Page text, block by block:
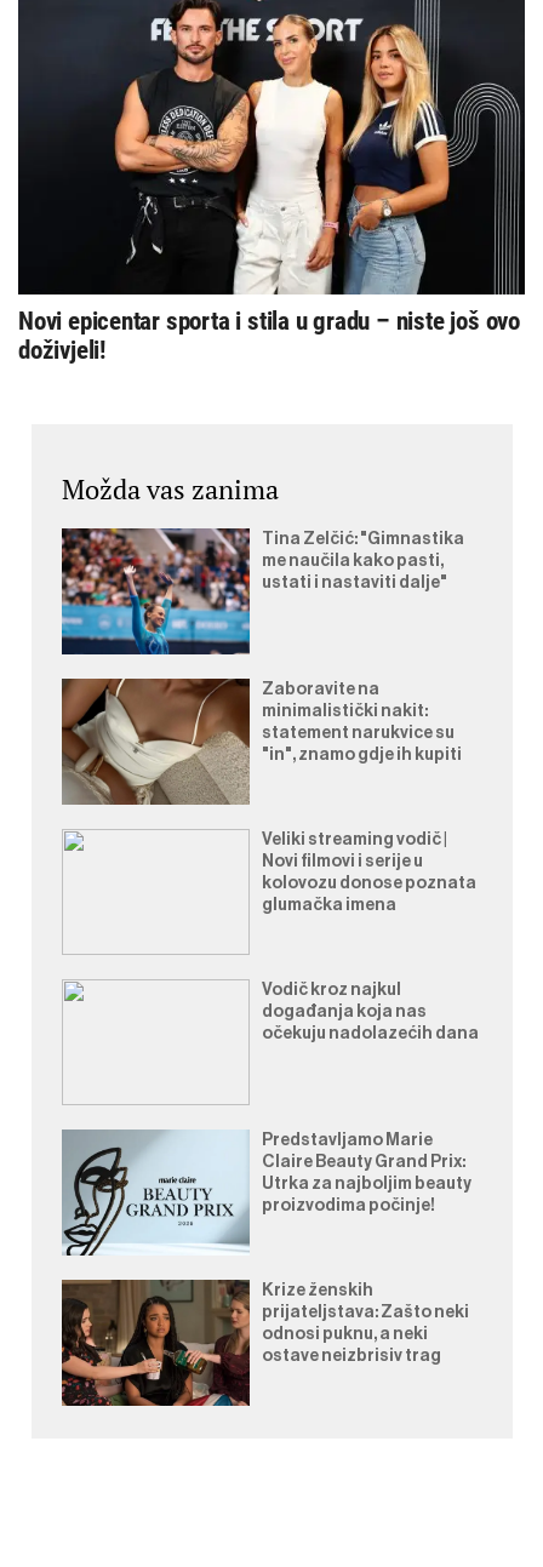
Novi epicentar sporta i stila u gradu – niste još ovo
doživjeli!
Možda vas zanima
Tina Zelčić: "Gimnastika
me naučila kako pasti,
ustati i nastaviti dalje"
Zaboravite na
minimalistički nakit:
statement narukvice su
"in", znamo gdje ih kupiti
Veliki streaming vodič |
Novi filmovi i serije u
kolovozu donose poznata
glumačka imena
Vodič kroz najkul
događanja koja nas
očekuju nadolazećih dana
Predstavljamo Marie
Claire Beauty Grand Prix:
Utrka za najboljim beauty
proizvodima počinje!
Krize ženskih
prijateljstava: Zašto neki
odnosi puknu, a neki
ostave neizbrisiv trag